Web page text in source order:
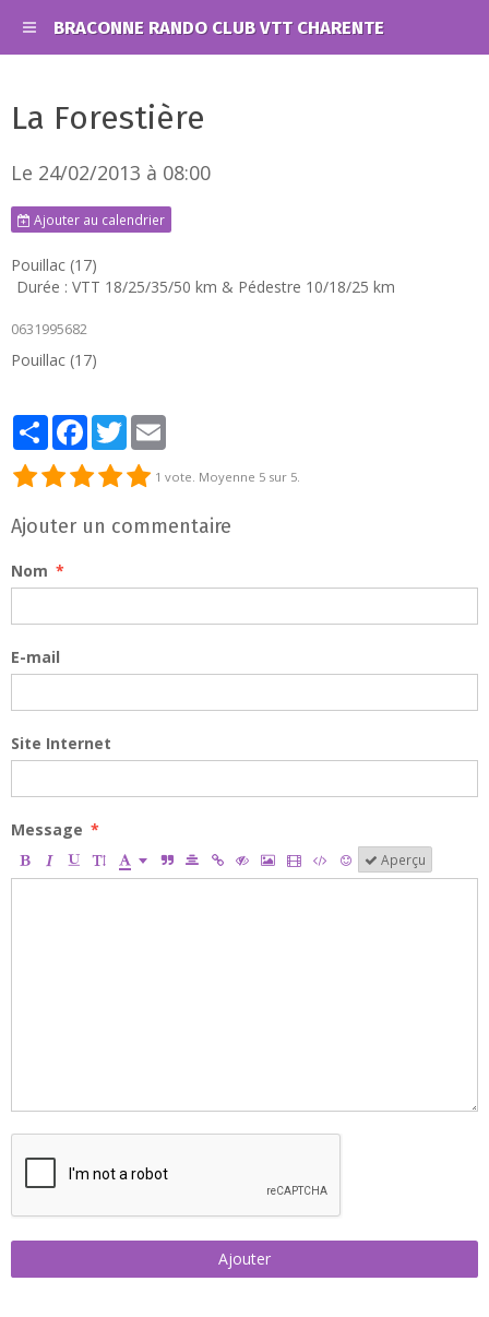
BRACONNE RANDO CLUB VTT CHARENTE
La Forestière
Le 24/02/2013 à 08:00
Ajouter au calendrier
Pouillac (17)
Durée : VTT 18/25/35/50 km & Pédestre 10/18/25 km
0631995682
Pouillac (17)
PartagerFacebook
Twitter
1 vote. Moyenne 5 sur 5.
Ajouter un commentaire
Nom
E-mail
Site Internet
Message
Aperçu
Ajouter